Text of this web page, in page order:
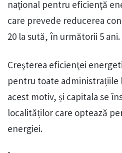
naţional pentru eficienţă
care prevede reducerea
20 la sută, în următorii 5 ani.
Creşterea eficienţei
pentru toate administrațiile
acest motiv, și capitala se
localităților care optează
energiei.